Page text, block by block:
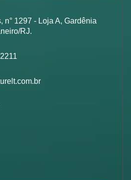
n° 1297 - Loja A, Gardênia
RJ.